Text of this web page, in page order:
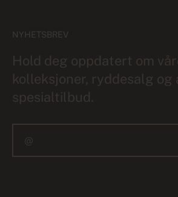
NYHETSBREV
Hold deg oppdatert om
kolleksjoner, ryddesalg og
spesialtilbud.